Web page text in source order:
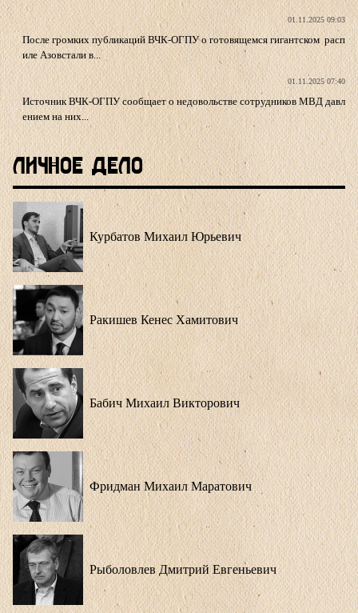
01.11.2025 09:03
После громких публикаций ВЧК-ОГПУ о готовящемся гигантском расп
иле Азовстали в...
01.11.2025 07:40
Источник ВЧК-ОГПУ сообщает о недовольстве сотрудников МВД давл
ением на них...
Личное Дело
Курбатов Михаил Юрьевич
Ракишев Кенес Хамитович
Бабич Михаил Викторович
Фридман Михаил Маратович
Рыболовлев Дмитрий Евгеньевич